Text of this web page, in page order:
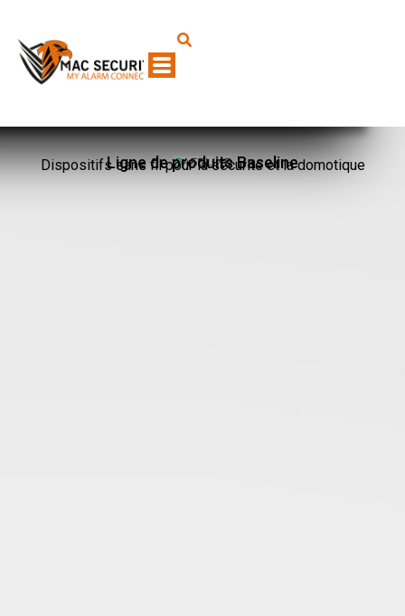
Ligne de produits Baseline
Dispositifs sans fil pour la sécurité et la domotique